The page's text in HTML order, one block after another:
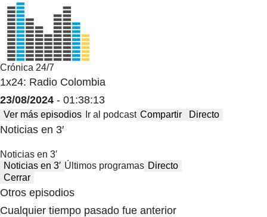
Crónica 24/7
1x24: Radio Colombia
23/08/2024 - 01:38:13
Ver más episodios Ir al podcast Compartir Directo
Noticias en 3′
Noticias en 3′
Noticias en 3′ Últimos programas Directo
Cerrar
Otros episodios
Cualquier tiempo pasado fue anterior